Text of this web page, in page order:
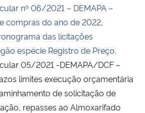
nº 06/2021 – DEMAPA –
compras do ano de 2022,
das licitações
espécie Registro de Preço.
05/2021 -DEMAPA/DCF –
limites execução orçamentária
de solicitação de
repasses ao Almoxarifado